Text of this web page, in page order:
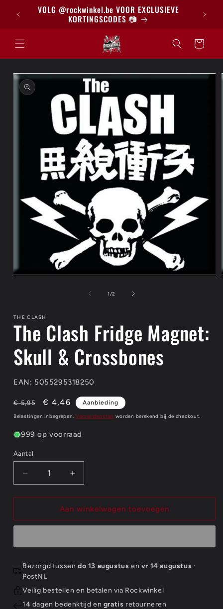
naar deVOLG @rockwinkel.be VOOR EXCLUSIEVE
KORTINGSCODES 📷
Winkelwagen
direct naar
1 /van
2
THE CLASH
The Clash Fridge Magnet:
Skull & Crossbones
EAN: 5055295318250
Normale
prijs
€ 5,95 Aanbiedingsprijs
€ 4,46 Aanbieding
Belastingen inbegrepen. Verzendkosten worden berekend bij de checkout.
999 op voorraad
Aantal
Aantal
Aantal
verlagen
voor
Clash
Skull
&amp;
Crossbones
Aantal
verhogen
voor
The
Clash
Skull
&amp;
Crossbones
Aan winkelwagen toevoegen
Bezorgd tussen do 13 augustus en vr 14 augustus ·
PostNL
Veilig bestellen en betalen via Rockwinkel
14 dagen bedenktijd en gratis retourneren